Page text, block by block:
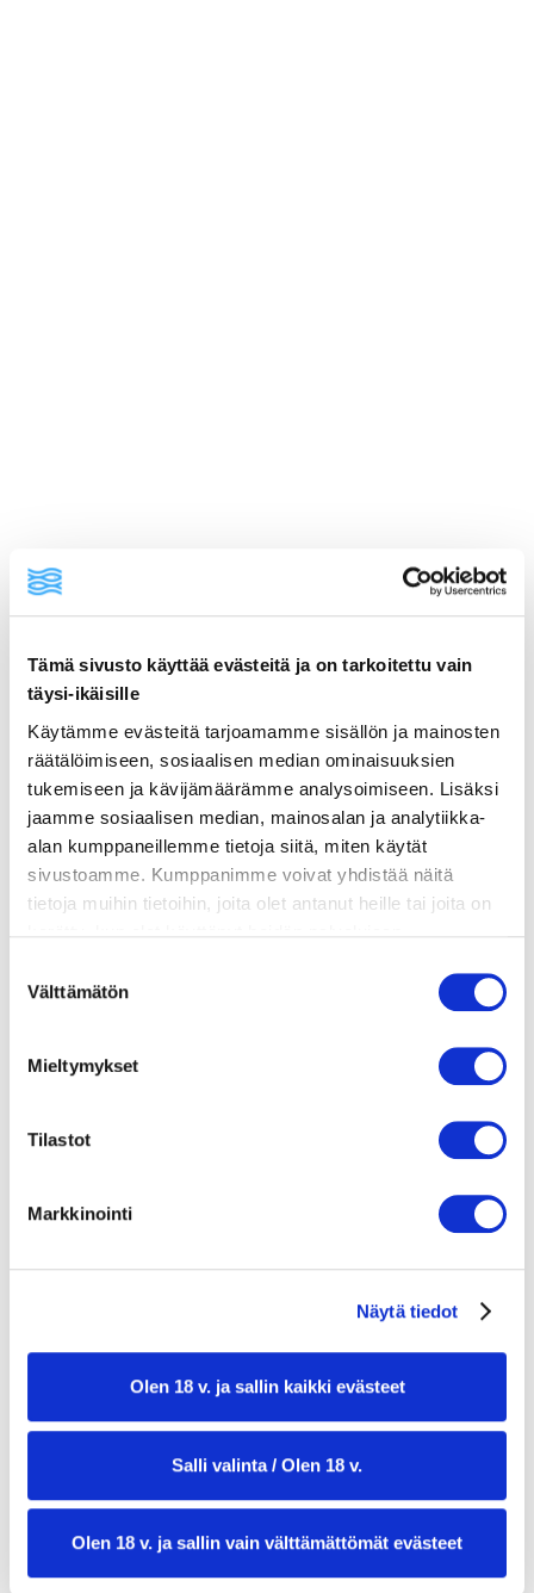
Tämä sivusto käyttää evästeitä ja on tarkoitettu vain
täysi-ikäisille
Käytämme evästeitä tarjoamamme sisällön ja mainosten
räätälöimiseen, sosiaalisen median ominaisuuksien
tukemiseen ja kävijämäärämme analysoimiseen. Lisäksi
jaamme sosiaalisen median, mainosalan ja analytiikka-
alan kumppaneillemme tietoja siitä, miten käytät
sivustoamme. Kumppanimme voivat yhdistää näitä
tietoja muihin tietoihin, joita olet antanut heille tai joita on
tai vanhempi. Vahvista ikäsi käyttääksesi sivustoa.
valinta
Välttämätön
Mieltymykset
Tilastot
Markkinointi
Näytä tiedot
Olen 18 v. ja sallin kaikki evästeet
Salli valinta / Olen 18 v.
Olen 18 v. ja sallin vain välttämättömät evästeet
ainekset
valmistusohje
2 fenkolia
1 sitruunan mehu ja kuori
1 rkl sokeria
1 granaattiomena tai kuivattuja karpaloita
voita + öljyä paistamiseen
valmistusaika:45 min